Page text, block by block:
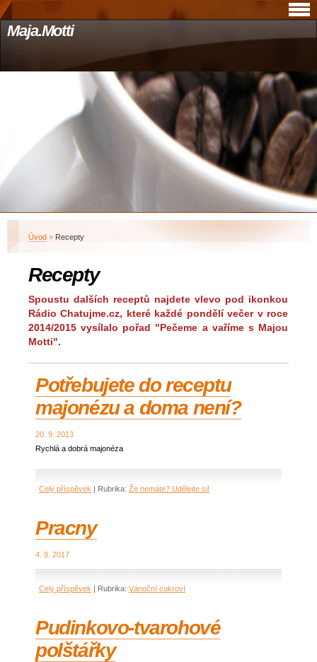
Maja.Motti
Úvod » Recepty
Recepty
Spoustu dalších receptů najdete vlevo pod ikonkou
Rádio Chatujme.cz, které každé pondělí večer v roce
2014/2015 vysílalo pořad "Pečeme a vaříme s Majou
Motti".
Potřebujete do receptu
majonézu a doma není?
20. 9. 2013
Rychlá a dobrá majonéza
Celý příspěvek | Rubrika: Že nemáte? Udělejte si!
Pracny
4. 9. 2017
Celý příspěvek | Rubrika: Vánoční cukroví
Pudinkovo-tvarohové
polštářky